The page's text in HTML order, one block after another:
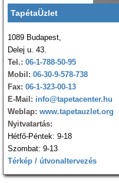
TapétaÜzlet
1089 Budapest,
Delej u. 43.
Tel.: 06-1-788-50-95
Mobil: 06-30-9-578-738
Fax: 06-1-323-00-13
E-Mail: info@tapetacenter.hu
Weblap: www.tapetauzlet.org
Nyitvatartás:
Hétfő-Péntek: 9-18
Szombat: 9-13
Térkép / útvonaltervezés